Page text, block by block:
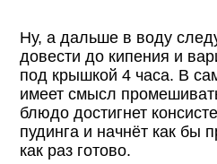
Ну, а дальше в воду
довести до кипения и
под крышкой 4 часа. В
имеет смысл
блюдо достигнет
пудинга и начнёт как бы
как раз готово.